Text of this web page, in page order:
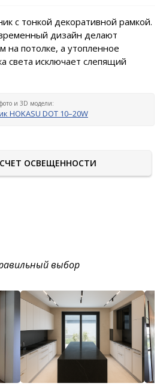
с тонкой декоративной рамкой.
дизайн делают
на потолке, а утопленное
света исключает слепящий
и 3D модели:
HOKASU DOT 10–20W
ОСВЕЩЕННОСТИ
выбор